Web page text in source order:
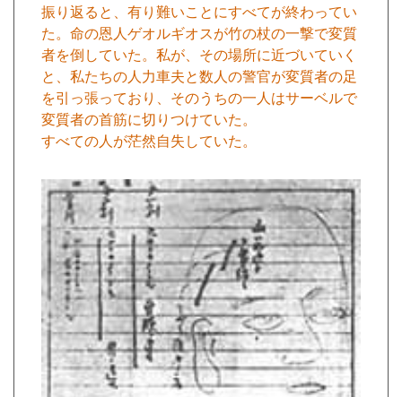
振り返ると、有り難いことにすべてが終わってい
た。命の恩人ゲオルギオスが竹の杖の一撃で変質
者を倒していた。私が、その場所に近づいていく
と、私たちの人力車夫と数人の警官が変質者の足
を引っ張っており、そのうちの一人はサーベルで
変質者の首筋に切りつけていた。
すべての人が茫然自失していた。